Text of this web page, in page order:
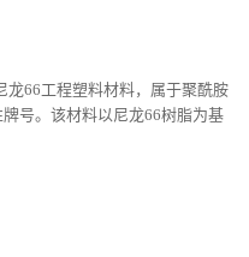
龙66工程塑料材料，属于聚酰胺
牌号。该材料以尼龙66树脂为基